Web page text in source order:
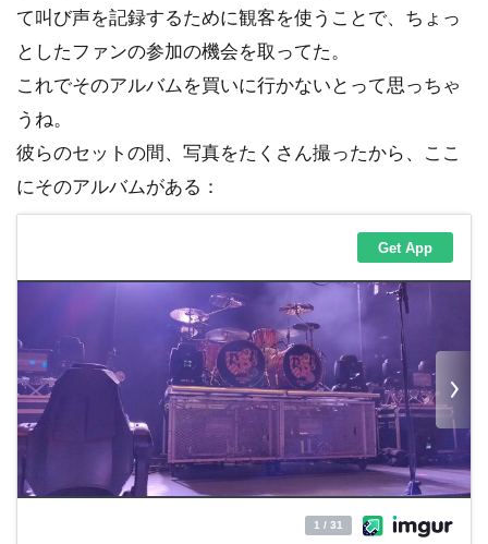
て叫び声を記録するために観客を使うことで、ちょっ
としたファンの参加の機会を取ってた。
これでそのアルバムを買いに行かないとって思っちゃ
うね。
彼らのセットの間、写真をたくさん撮ったから、ここ
にそのアルバムがある：